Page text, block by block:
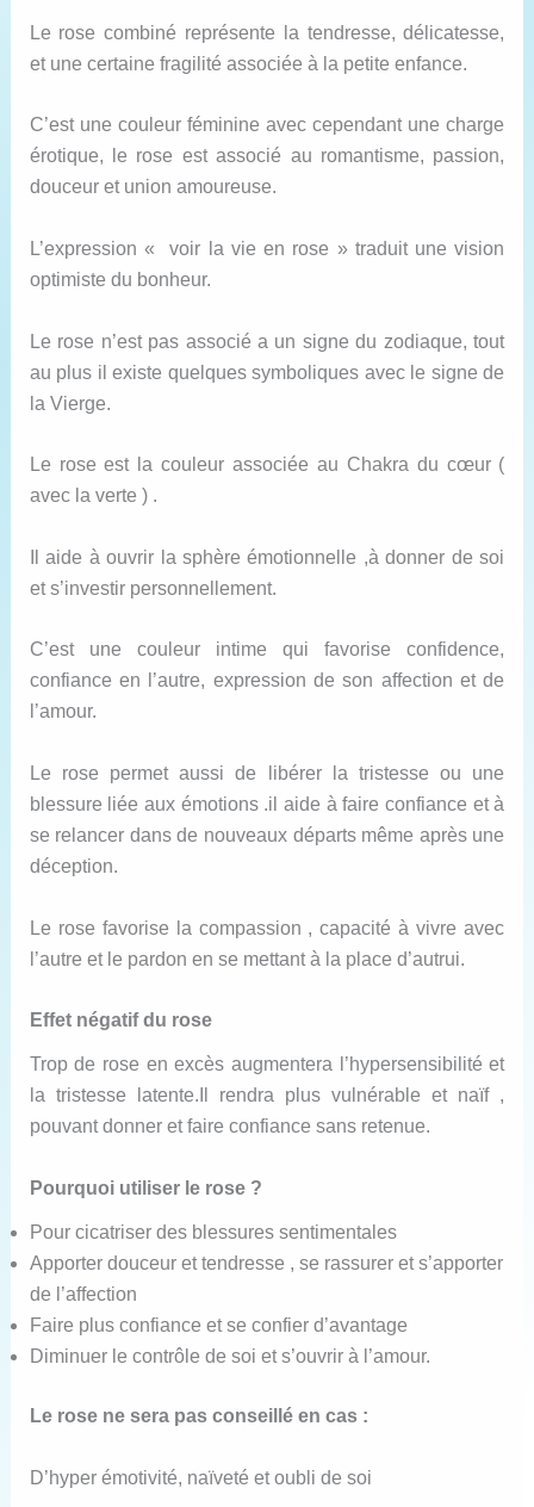
Le rose combiné représente la tendresse, délicatesse,
et une certaine fragilité associée à la petite enfance.
C’est une couleur féminine avec cependant une charge
érotique, le rose est associé au romantisme, passion,
douceur et union amoureuse.
L’expression « voir la vie en rose » traduit une vision
optimiste du bonheur.
Le rose n’est pas associé a un signe du zodiaque, tout
au plus il existe quelques symboliques avec le signe de
la Vierge.
Le rose est la couleur associée au Chakra du cœur (
avec la verte ) .
Il aide à ouvrir la sphère émotionnelle ,à donner de soi
et s’investir personnellement.
C’est une couleur intime qui favorise confidence,
confiance en l’autre, expression de son affection et de
l’amour.
Le rose permet aussi de libérer la tristesse ou une
blessure liée aux émotions .il aide à faire confiance et à
se relancer dans de nouveaux départs même après une
déception.
Le rose favorise la compassion , capacité à vivre avec
l’autre et le pardon en se mettant à la place d’autrui.
Effet négatif du rose
Trop de rose en excès augmentera l’hypersensibilité et
la tristesse latente.Il rendra plus vulnérable et naïf ,
pouvant donner et faire confiance sans retenue.
Pourquoi utiliser le rose ?
Pour cicatriser des blessures sentimentales
Apporter douceur et tendresse , se rassurer et s’apporter
de l’affection
Faire plus confiance et se confier d’avantage
Diminuer le contrôle de soi et s’ouvrir à l’amour.
Le rose ne sera pas conseillé en cas :
D’hyper émotivité, naïveté et oubli de soi